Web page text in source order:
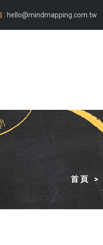
: hello@mindmapping.com.tw
首頁